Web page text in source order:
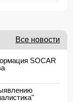
Все новости
SOCAR